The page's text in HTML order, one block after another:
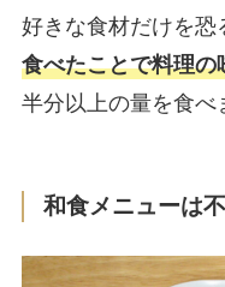
好きな食材だけを
食べたことで料理の
半分以上の量を食べ
和食メニューは